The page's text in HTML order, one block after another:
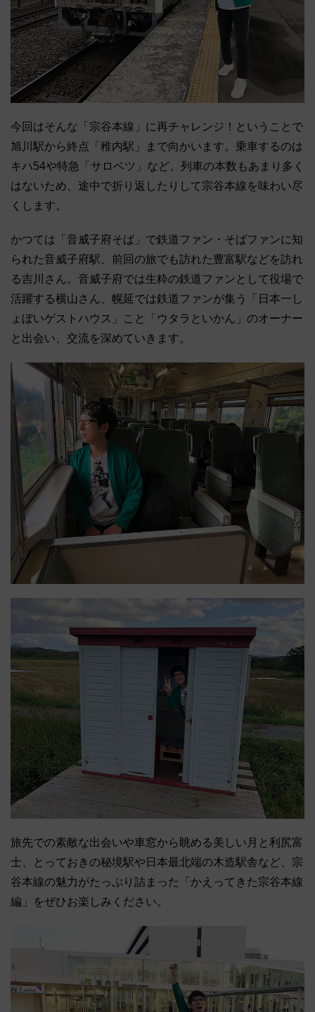
今回はそんな「宗谷本線」に再チャレンジ！ということで
旭川駅から終点「稚内駅」まで向かいます。乗車するのは
キハ54や特急「サロベツ」など。列車の本数もあまり多く
はないため、途中で折り返したりして宗谷本線を味わい尽
くします。
かつては「音威子府そば」で鉄道ファン・そばファンに知
られた音威子府駅、前回の旅でも訪れた豊富駅などを訪れ
る吉川さん。音威子府では生粋の鉄道ファンとして役場で
活躍する横山さん、幌延では鉄道ファンが集う「日本一し
ょぼいゲストハウス」こと「ウタラといかん」のオーナー
と出会い、交流を深めていきます。
旅先での素敵な出会いや車窓から眺める美しい月と利尻富
士、とっておきの秘境駅や日本最北端の木造駅舎など、宗
谷本線の魅力がたっぷり詰まった「かえってきた宗谷本線
編」をぜひお楽しみください。